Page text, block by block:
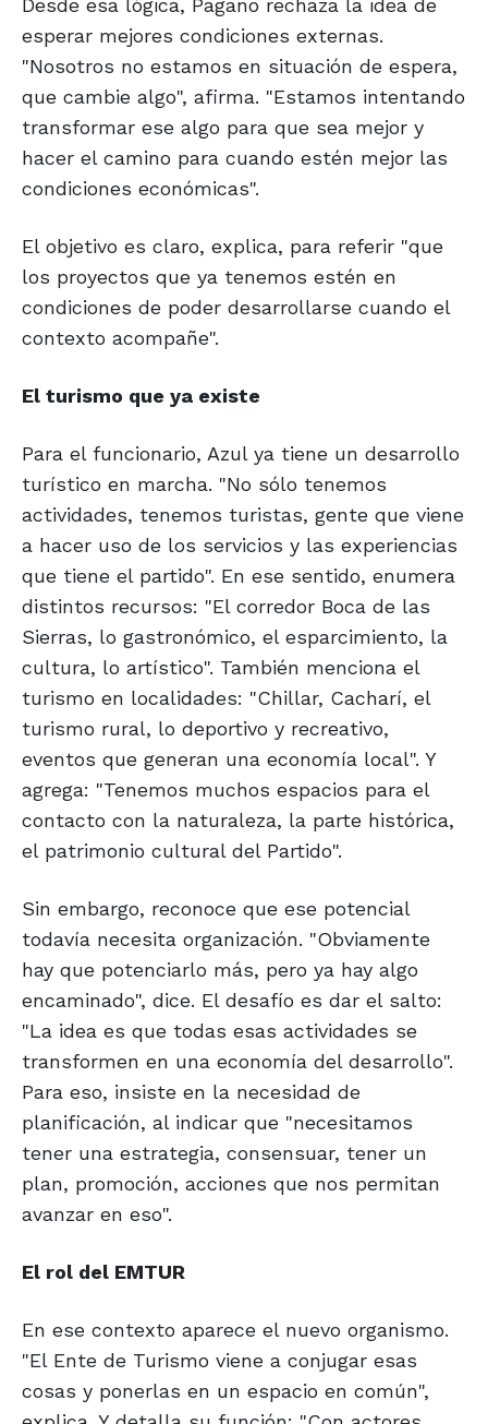
Desde esa lógica, Pagano rechaza la idea de
esperar mejores condiciones externas.
"Nosotros no estamos en situación de espera,
que cambie algo", afirma. "Estamos intentando
transformar ese algo para que sea mejor y
hacer el camino para cuando estén mejor las
condiciones económicas".
El objetivo es claro, explica, para referir "que
los proyectos que ya tenemos estén en
condiciones de poder desarrollarse cuando el
contexto acompañe".
El turismo que ya existe
Para el funcionario, Azul ya tiene un desarrollo
turístico en marcha. "No sólo tenemos
actividades, tenemos turistas, gente que viene
a hacer uso de los servicios y las experiencias
que tiene el partido". En ese sentido, enumera
distintos recursos: "El corredor Boca de las
Sierras, lo gastronómico, el esparcimiento, la
cultura, lo artístico". También menciona el
turismo en localidades: "Chillar, Cacharí, el
turismo rural, lo deportivo y recreativo,
eventos que generan una economía local". Y
agrega: "Tenemos muchos espacios para el
contacto con la naturaleza, la parte histórica,
el patrimonio cultural del Partido".
Sin embargo, reconoce que ese potencial
todavía necesita organización. "Obviamente
hay que potenciarlo más, pero ya hay algo
encaminado", dice. El desafío es dar el salto:
"La idea es que todas esas actividades se
transformen en una economía del desarrollo".
Para eso, insiste en la necesidad de
planificación, al indicar que "necesitamos
tener una estrategia, consensuar, tener un
plan, promoción, acciones que nos permitan
avanzar en eso".
El rol del EMTUR
En ese contexto aparece el nuevo organismo.
"El Ente de Turismo viene a conjugar esas
cosas y ponerlas en un espacio en común",